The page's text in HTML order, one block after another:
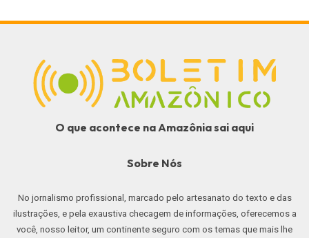
O que acontece na Amazônia sai aqui
Sobre Nós
No jornalismo profissional, marcado pelo artesanato do texto e das
ilustrações, e pela exaustiva checagem de informações, oferecemos a
você, nosso leitor, um continente seguro com os temas que mais lhe